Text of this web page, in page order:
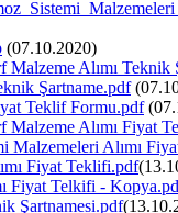
(07.10.2020)
Malzeme Alımı Teknik
Şartname.pdf
Teklif Formu.pdf
Malzeme Alımı Fiyat
Malzemeleri Alımı
Fiyat Teklifi.pdf
Fiyat Telkifi -
Şartnamesi.pdf